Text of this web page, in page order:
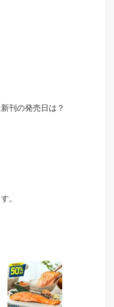
刊の発売日は？
。